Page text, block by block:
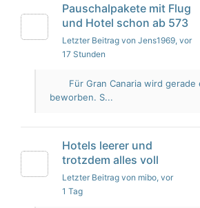
Pauschalpakete mit Flug
und Hotel schon ab 573
Letzter Beitrag von Jens1969, vor
17 Stunden
Für Gran Canaria wird gerade
beworben. S...
Hotels leerer und
trotzdem alles voll
Letzter Beitrag von mibo, vor
1 Tag